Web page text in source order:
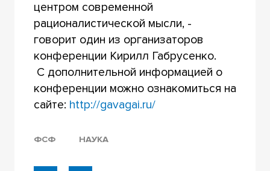
центром современной
рационалистической мысли, -
говорит один из организаторов
конференции Кирилл Габрусенко.
С дополнительной информацией о
конференции можно ознакомиться на
сайте: http://gavagai.ru/
ФСФ НАУКА